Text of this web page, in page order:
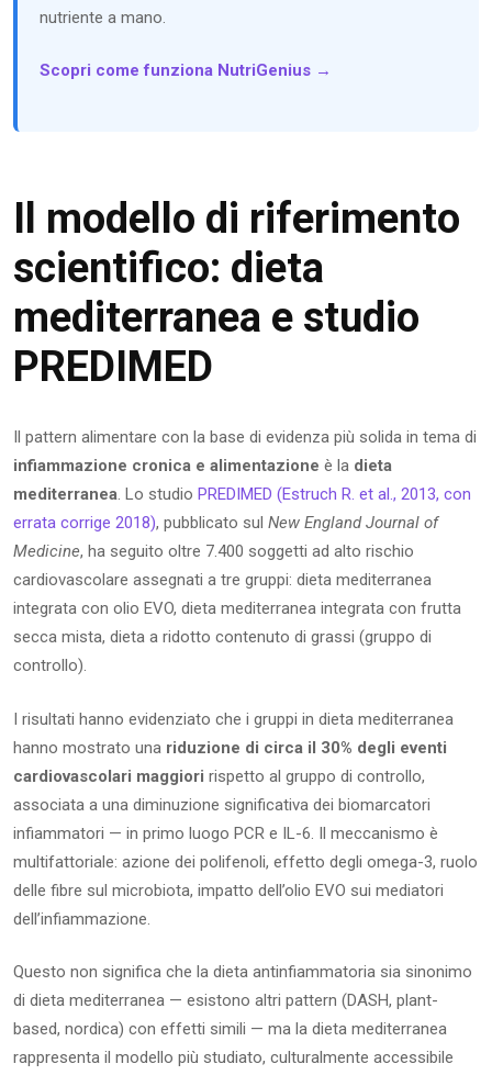
nutriente a mano.
Scopri come funziona NutriGenius →
Il modello di riferimento
scientifico: dieta
mediterranea e studio
PREDIMED
Il pattern alimentare con la base di evidenza più solida in tema di
infiammazione cronica e alimentazione è la dieta
mediterranea. Lo studio PREDIMED (Estruch R. et al., 2013, con
errata corrige 2018), pubblicato sul New England Journal of
Medicine, ha seguito oltre 7.400 soggetti ad alto rischio
cardiovascolare assegnati a tre gruppi: dieta mediterranea
integrata con olio EVO, dieta mediterranea integrata con frutta
secca mista, dieta a ridotto contenuto di grassi (gruppo di
controllo).
I risultati hanno evidenziato che i gruppi in dieta mediterranea
hanno mostrato una riduzione di circa il 30% degli eventi
cardiovascolari maggiori rispetto al gruppo di controllo,
associata a una diminuzione significativa dei biomarcatori
infiammatori — in primo luogo PCR e IL-6. Il meccanismo è
multifattoriale: azione dei polifenoli, effetto degli omega-3, ruolo
delle fibre sul microbiota, impatto dell’olio EVO sui mediatori
dell’infiammazione.
Questo non significa che la dieta antinfiammatoria sia sinonimo
di dieta mediterranea — esistono altri pattern (DASH, plant-
based, nordica) con effetti simili — ma la dieta mediterranea
rappresenta il modello più studiato, culturalmente accessibile